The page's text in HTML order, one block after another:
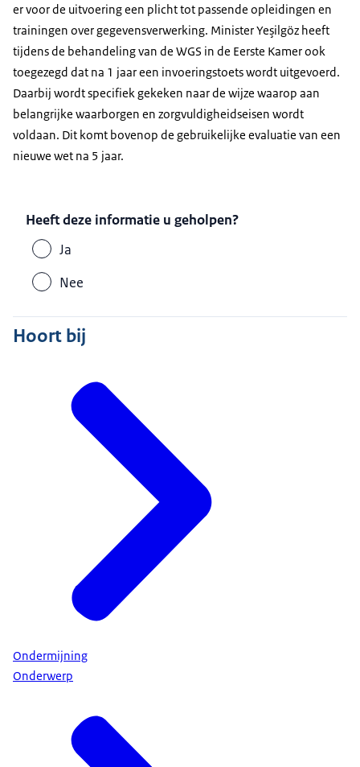
er voor de uitvoering een plicht tot passende opleidingen en
trainingen over gegevensverwerking. Minister Yeşilgöz heeft
tijdens de behandeling van de WGS in de Eerste Kamer ook
toegezegd dat na 1 jaar een invoeringstoets wordt uitgevoerd.
Daarbij wordt specifiek gekeken naar de wijze waarop aan
belangrijke waarborgen en zorgvuldigheidseisen wordt
voldaan. Dit komt bovenop de gebruikelijke evaluatie van een
nieuwe wet na 5 jaar.
Heeft deze informatie u geholpen?
Ja
Nee
Hoort bij
Ondermijning
Onderwerp